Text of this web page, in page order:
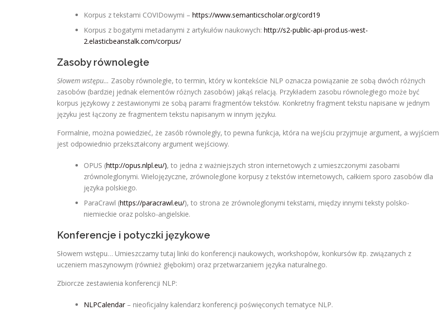
Korpus z tekstami COVIDowymi – https://www.semanticscholar.org/cord19
Korpus z bogatymi metadanymi z artykułów naukowych: http://s2-public-api-prod.us-west-
2.elasticbeanstalk.com/corpus/
Zasoby równoległe
Słowem wstępu… Zasoby równoległe, to termin, który w kontekście NLP oznacza powiązanie ze sobą dwóch różnych
zasobów (bardziej jednak elementów różnych zasobów) jakąś relacją. Przykładem zasobu równoległego może być
korpus językowy z zestawionymi ze sobą parami fragmentów tekstów. Konkretny fragment tekstu napisane w jednym
języku jest łączony ze fragmentem tekstu napisanym w innym języku.
Formalnie, można powiedzieć, że zasób równoległy, to pewna funkcja, która na wejściu przyjmuje argument, a wyjściem
jest odpowiednio przekształcony argument wejściowy.
OPUS (http://opus.nlpl.eu/), to jedna z ważniejszych stron internetowych z umieszczonymi zasobami
zrównoleglonymi. Wielojęzyczne, zrównoleglone korpusy z tekstów internetowych, całkiem sporo zasobów dla
języka polskiego.
ParaCrawl (https://paracrawl.eu/), to strona ze zrównoleglonymi tekstami, między innymi teksty polsko-
niemieckie oraz polsko-angielskie.
Konferencje i potyczki językowe
Słowem wstępu… Umieszczamy tutaj linki do konferencji naukowych, workshopów, konkursów itp. związanych z
uczeniem maszynowym (również głębokim) oraz przetwarzaniem języka naturalnego.
Zbiorcze zestawienia konferencji NLP:
NLPCalendar– nieoficjalny kalendarz konferencji poświęconych tematyce NLP.